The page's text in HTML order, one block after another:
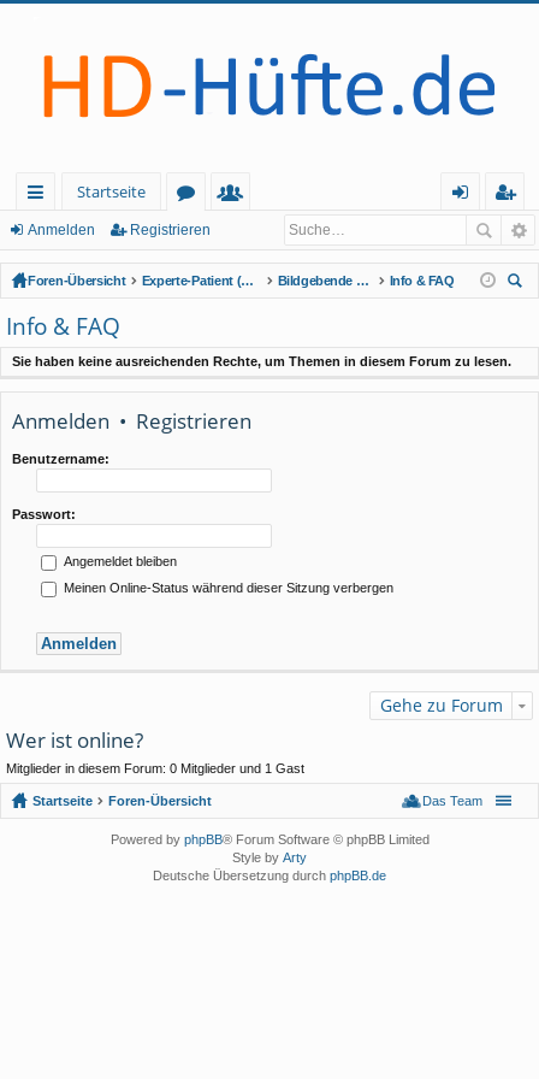
ch
ne
llz
ug
rif
f
Startseite
or
en
lie
de
m
el
n
eg
ist
rie
n
Anmelden Registrieren
Foren-Übersicht Experte-Patient (geschlossener Bereich - Anmeldung erforderlich) Bildgebende Verfahren (Röntgen, MRT und weitere)
Info & FAQ
Info & FAQ
Sie haben keine ausreichenden Rechte, um Themen in diesem Forum zu lesen.
Anmelden • Registrieren
Benutzername:
Passwort:
Angemeldet bleiben
Meinen Online-Status während dieser Sitzung verbergen
Gehe zu Forum
Wer ist online?
Mitglieder in diesem Forum: 0 Mitglieder und 1 Gast
Startseite Foren-Übersicht Das Team
Powered by phpBB® Forum Software © phpBB Limited
Style by Arty
Deutsche Übersetzung durch phpBB.de